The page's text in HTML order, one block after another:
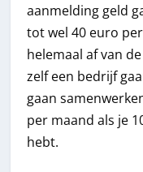
aanmelding geld
tot wel 40 euro
helemaal af van
zelf een bedrijf
gaan
per maand als je
hebt.